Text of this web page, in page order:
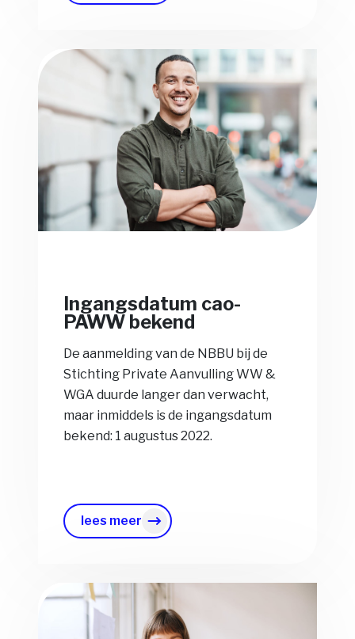
Ingangsdatum cao-
PAWW bekend
De aanmelding van de NBBU bij de
Stichting Private Aanvulling WW &
WGA duurde langer dan verwacht,
maar inmiddels is de ingangsdatum
bekend: 1 augustus 2022.
lees meer